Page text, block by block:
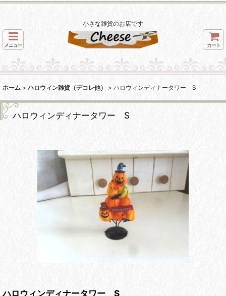
小さな雑貨のお店です
メニュー カート
ホーム > ハロウィン雑貨（デコレ他） > ハロウィンディナータワー S
ハロウィンディナータワー S
ハロウィンディナータワー S